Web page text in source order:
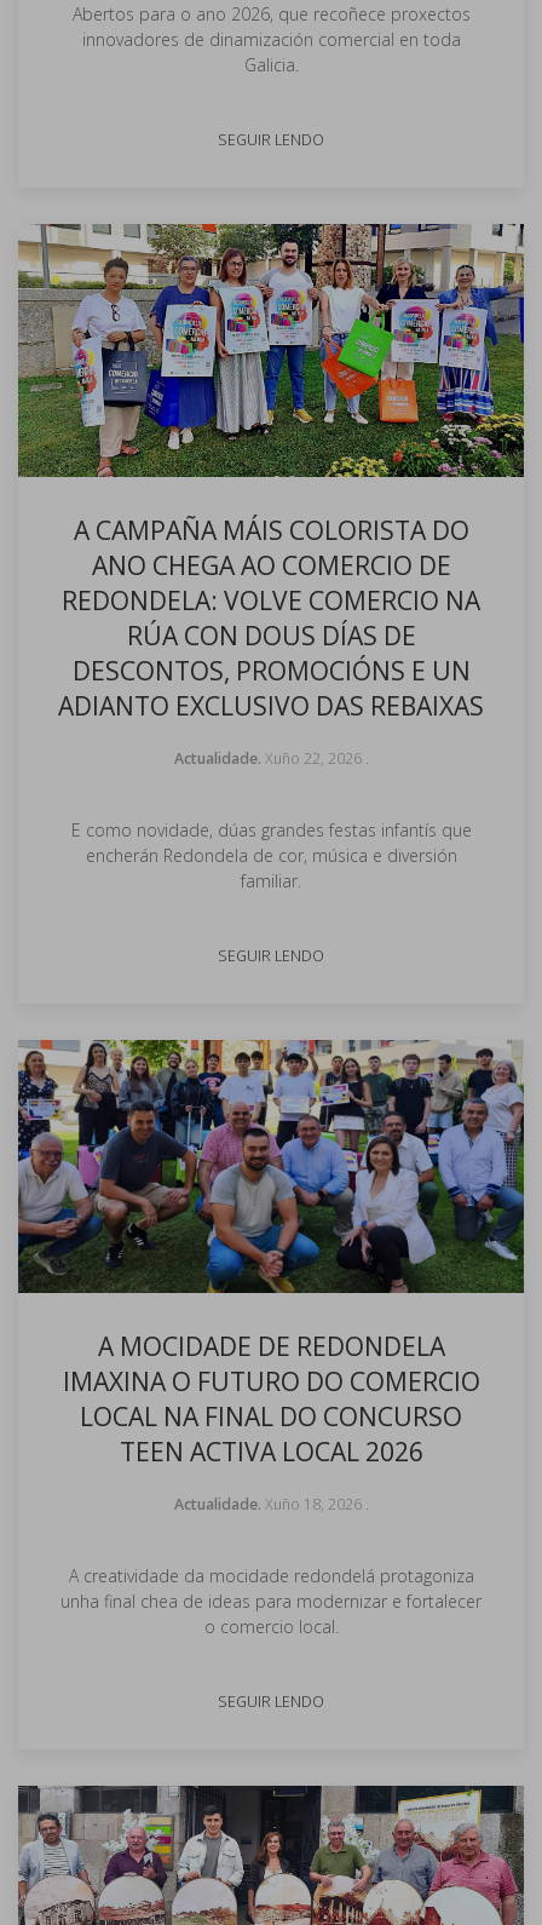
Abertos para o ano 2026, que recoñece proxectos
innovadores de dinamización comercial en toda
Galicia.
SEGUIR LENDO
A CAMPAÑA MÁIS COLORISTA DO
ANO CHEGA AO COMERCIO DE
REDONDELA: VOLVE COMERCIO NA
RÚA CON DOUS DÍAS DE
DESCONTOS, PROMOCIÓNS E UN
ADIANTO EXCLUSIVO DAS REBAIXAS
Actualidade. Xuño 22, 2026.
E como novidade, dúas grandes festas infantís que
encherán Redondela de cor, música e diversión
familiar.
SEGUIR LENDO
A MOCIDADE DE REDONDELA
IMAXINA O FUTURO DO COMERCIO
LOCAL NA FINAL DO CONCURSO
TEEN ACTIVA LOCAL 2026
Actualidade. Xuño 18, 2026.
A creatividade da mocidade redondelá protagoniza
unha final chea de ideas para modernizar e fortalecer
o comercio local.
SEGUIR LENDO